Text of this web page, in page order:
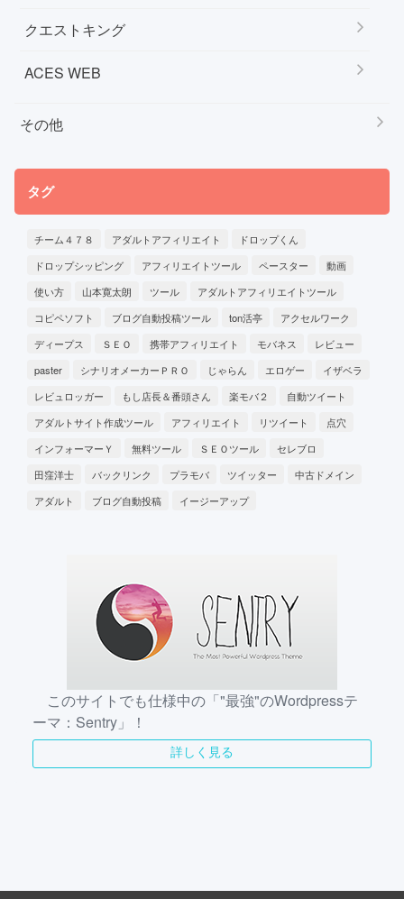
クエストキング
ACES WEB
その他
タグ
チーム４７８ アダルトアフィリエイト
ドロップくん
ドロップシッピング
アフィリエイトツール ペースター
動画
使い方
山本寛太朗 ツール
アダルトアフィリエイトツール
コピペソフト
ブログ自動投稿ツール ton活亭
アクセルワーク
ディープス
ＳＥＯ 携帯アフィリエイト モバネス
レビュー
paster
シナリオメーカーＰＲＯ じゃらん エロゲー
イザベラ
レビュロッガー
もし店長＆番頭さん 楽モバ２
自動ツイート
アダルトサイト作成ツール
アフィリエイト リツイート
点穴
インフォーマーＹ
無料ツール ＳＥＯツール
セレブロ
田窪洋士
バックリンク プラモバ ツイッター
中古ドメイン
アダルト
ブログ自動投稿 イージーアップ
このサイトでも仕様中の「"最強"のWordpressテ
ーマ：Sentry」！
詳しく見る